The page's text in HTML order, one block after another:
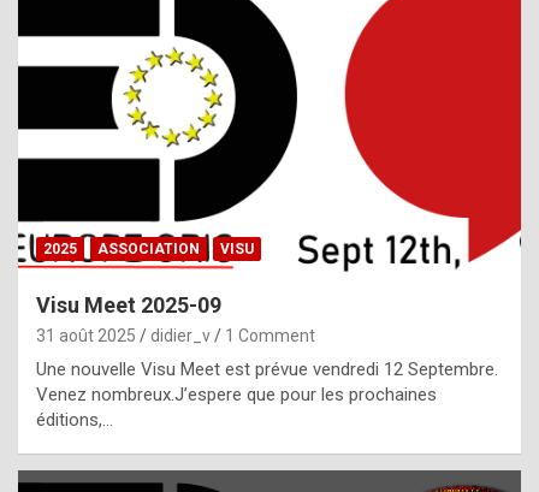
l
,
g
h
t
f
2025 ASSOCIATION VISU
Visu Meet 2025-09
31 août 2025 didier_v 1 Comment
Une nouvelle Visu Meet est prévue vendredi 12 Septembre.
Venez nombreux.J’espere que pour les prochaines
éditions,…